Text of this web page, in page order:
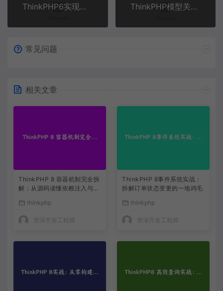
ThinkPHP6实现多语言切换的完整解决方案与实战案例
ThinkPHP模型关联实战：构建高效数据查询系统 | PHP开发指南
常见问题
相关文章
ThinkPHP 8 容器机制完全拆
解：从源码读懂依赖注入与服
thinkphp
资深开发工程师
ThinkPHP 8事件系统实战：
拆解订单状态变更的一地鸡毛
thinkphp
资深开发工程师